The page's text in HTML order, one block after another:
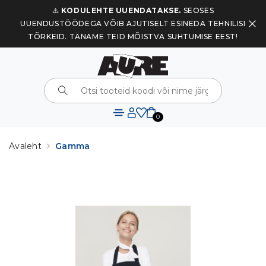
⚠️ KODULEHTE UUENDATAKSE. SEOSES
UUENDUSTÖÖDEGA VÕIB AJUTISELT ESINEDA TEHNILISI
TÕRKEID. TÄNAME TEID MÕISTVA SUHTUMISE EEST!
0
Avaleht Gamma